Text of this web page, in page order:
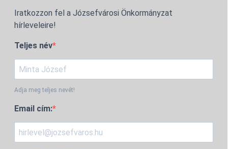
Iratkozzon fel a Józsefvárosi Önkormányzat
hírleveleire!
Teljes név
Adja meg teljes nevét!
Email cím: